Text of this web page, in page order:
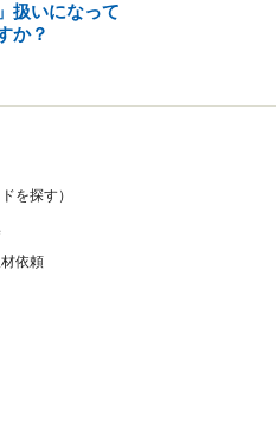
扱いになって
か？
を探す）
依頼